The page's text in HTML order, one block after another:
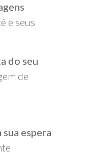
e seus
do seu
de
espera